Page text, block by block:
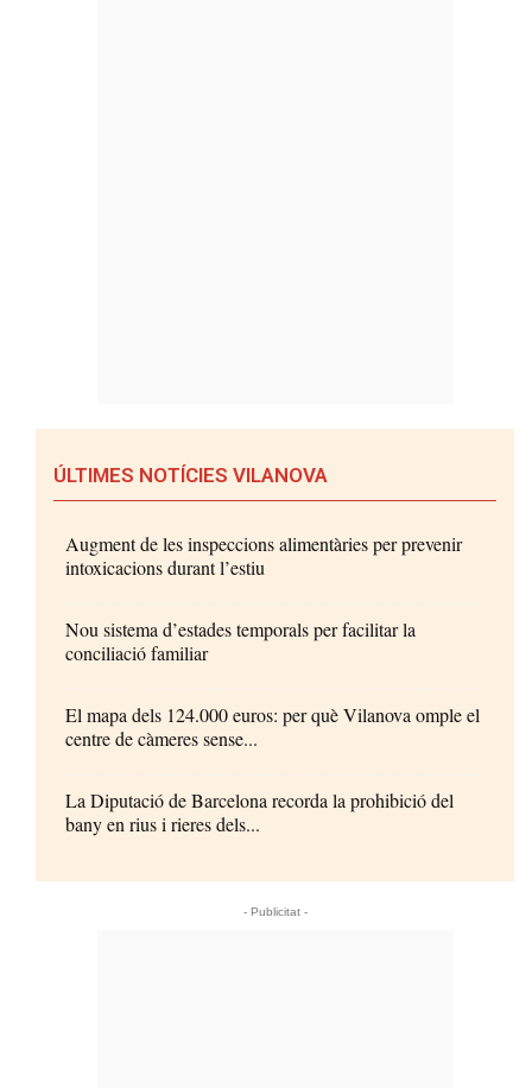
ÚLTIMES NOTÍCIES VILANOVA
Augment de les inspeccions alimentàries per prevenir
intoxicacions durant l’estiu
Nou sistema d’estades temporals per facilitar la
conciliació familiar
El mapa dels 124.000 euros: per què Vilanova omple el
centre de càmeres sense...
La Diputació de Barcelona recorda la prohibició del
bany en rius i rieres dels...
- Publicitat -